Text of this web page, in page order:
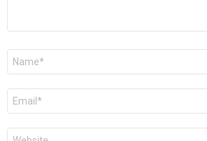
Nome
E-
mail
*
Site